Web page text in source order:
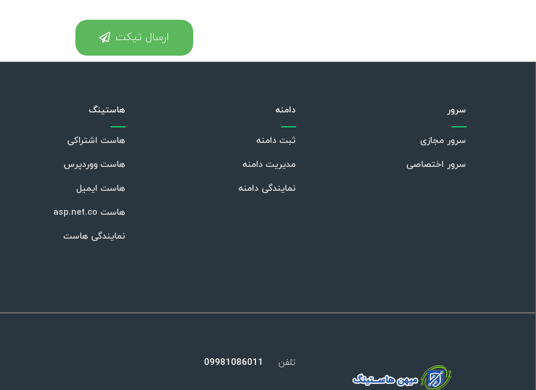
ارسال تیکت
سرور
سرور مجازی
سرور اختصاصی
دامنه
ثبت دامنه
مدیریت دامنه
نمایندگی دامنه
هاستینگ
هاست اشتراکی
هاست ووردپرس
هاست ایمیل
هاست asp.net.co
نمایندگی هاست
تلفن 09981086011